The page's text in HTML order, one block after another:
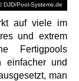
DJD/Pool-Systems.de
auf viele im
und extrem
Fertigpools
einfacher und
man